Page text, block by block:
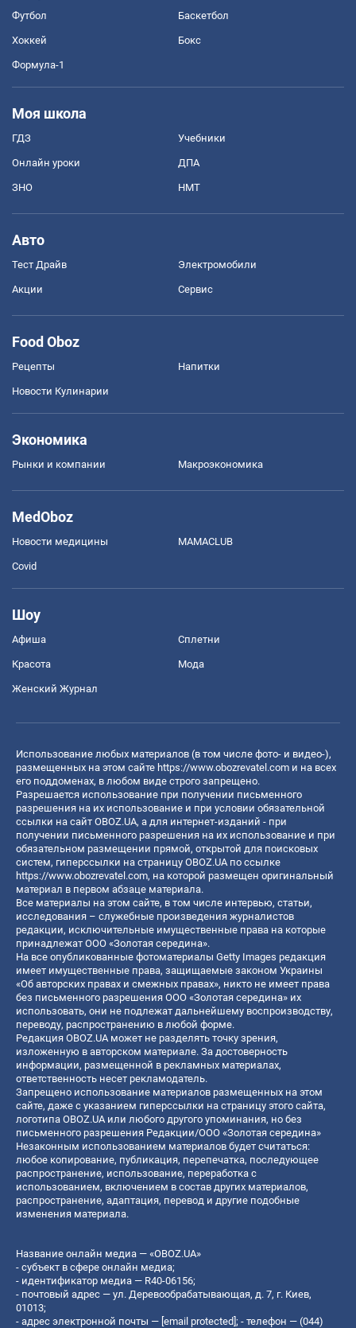
Футбол Баскетбол
Хоккей Бокс
Формула-1
Моя школа
ГДЗ Учебники
Онлайн уроки ДПА
ЗНО НМТ
Авто
Тест Драйв Электромобили
Акции Сервис
Food Oboz
Рецепты Напитки
Новости Кулинарии
Экономика
Рынки и компании Mакроэкономика
MedOboz
Новости медицины MAMACLUB
Covid
Шоу
Афиша Сплетни
Красота Мода
Женский Журнал
Использование любых материалов (в том числе фото- и видео-),
размещенных на этом сайте https://www.obozrevatel.com и на всех
его поддоменах, в любом виде строго запрещено.
Разрешается использование при получении письменного
разрешения на их использование и при условии обязательной
ссылки на сайт OBOZ.UA, а для интернет-изданий - при
получении письменного разрешения на их использование и при
обязательном размещении прямой, открытой для поисковых
систем, гиперссылки на страницу OBOZ.UA по ссылке
https://www.obozrevatel.com, на которой размещен оригинальный
материал в первом абзаце материала.
Все материалы на этом сайте, в том числе интервью, статьи,
исследования – служебные произведения журналистов
редакции, исключительные имущественные права на которые
принадлежат ООО «Золотая середина».
На все опубликованные фотоматериалы Getty Images редакция
имеет имущественные права, защищаемые законом Украины
«Об авторских правах и смежных правах», никто не имеет права
без письменного разрешения ООО «Золотая середина» их
использовать, они не подлежат дальнейшему воспроизводству,
переводу, распространению в любой форме.
Редакция OBOZ.UA может не разделять точку зрения,
изложенную в авторском материале. За достоверность
информации, размещенной в рекламных материалах,
ответственность несет рекламодатель.
Запрещено использование материалов размещенных на этом
сайте, даже с указанием гиперссылки на страницу этого сайта,
логотипа OBOZ.UA или любого другого упоминания, но без
письменного разрешения Редакции/ООО «Золотая середина»
Незаконным использованием материалов будет считаться:
любое копирование, публикация, перепечатка, последующее
распространение, использование, переработка с
использованием, включением в состав других материалов,
распространение, адаптация, перевод и другие подобные
изменения материала.
Название онлайн медиа — «OBOZ.UA»
- субъект в сфере онлайн медиа;
- идентификатор медиа — R40-06156;
- почтовый адрес — ул. Деревообрабатывающая, д. 7, г. Киев,
01013;
- адрес электронной почты — [email protected]; - телефон — (044)